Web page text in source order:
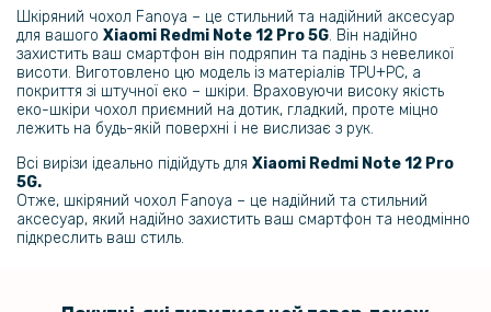
Захисне скло 2.5D 0.3mm Tempered Glass для Xiaomi Redmi Note
12 Pro 4G
151 грн
189 грн
Redmi Watch 4
135 грн
Шкіряний чохол Fanoya – це стильний та надійний аксесуар
для вашого Xiaomi Redmi Note 12 Pro 5G. Він надійно
захистить ваш смартфон він подряпин та падінь з невеликої
висоти. Виготовлено цю модель із матеріалів TPU+PC, а
покриття зі штучної еко – шкіри. Враховуючи високу якість
еко-шкіри чохол приємний на дотик, гладкий, проте міцно
лежить на будь-якій поверхні і не вислизає з рук.
Всі вирізи ідеально підійдуть для Xiaomi Redmi Note 12 Pro
5G.
Отже, шкіряний чохол Fanoya – це надійний та стильний
аксесуар, який надійно захистить ваш смартфон та неодмінно
підкреслить ваш стиль.